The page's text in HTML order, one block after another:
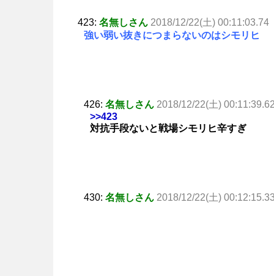
423: 名無しさん 2018/12/22(土) 00:11:03.74
強い弱い抜きにつまらないのはシモリヒ
426: 名無しさん 2018/12/22(土)
>>423
対抗手段ないと戦場シモリヒ辛すぎ
430: 名無しさん 2018/12/22(土)